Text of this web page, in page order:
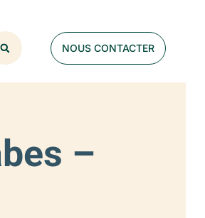
NOUS CONTACTER
–